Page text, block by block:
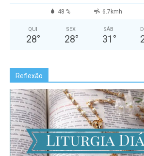
48 % 6.7kmh
QUI
28°
SEX
28°
SÁB
31 °
Reflexão